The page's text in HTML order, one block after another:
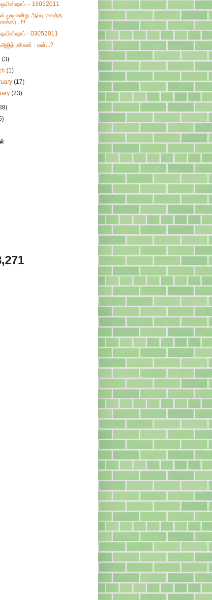
ஒயின்ஷாப் – 16052011
முடிவன்று ஆப்பு வைத்த
ஒயின்ஷாப் - 03052011
ரசிகன் - ஏன்...?
(3)
(1)
(17)
(23)